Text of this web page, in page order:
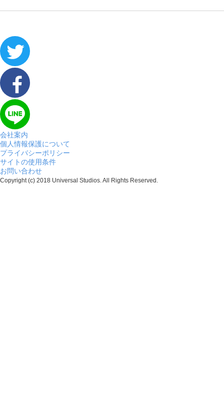
会社案内
個人情報保護について
プライバシーポリシー
サイトの使用条件
お問い合わせ
Copyright (c) 2018 Universal Studios. All Rights Reserved.